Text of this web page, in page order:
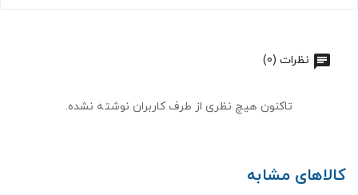
نظرات (0)
تاکنون هیچ نظری از طرف کاربران نوشته نشده.
کالاهای مشابه